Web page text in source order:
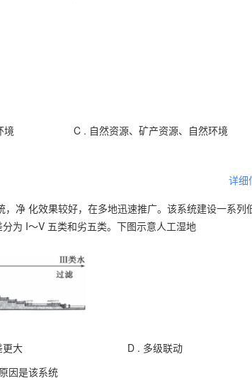
境 C . 自然资源、矿产资源、自然环境
详细
净 化效果较好，在多地迅速推广。该系统建设一系列
为 I～V 五类和劣五类。下图示意人工湿地
更大 D . 多级联动
因是该系统